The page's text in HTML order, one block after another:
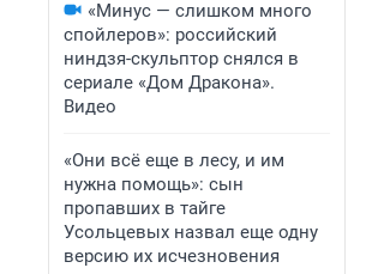
«Минус — слишком много
спойлеров»: российский
ниндзя-скульптор снялся в
сериале «Дом Дракона».
Видео
«Они всё еще в лесу, и им
нужна помощь»: сын
пропавших в тайге
Усольцевых назвал еще одну
версию их исчезновения